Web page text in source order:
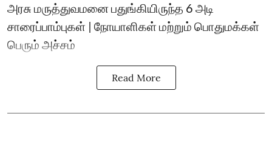
அரசு மருத்துவமனை பதுங்கியிருந்த 6 அடி
சாரைப்பாம்புகள் | நோயாளிகள் மற்றும் பொதுமக்கள்
பெரும் அச்சம்
Read More